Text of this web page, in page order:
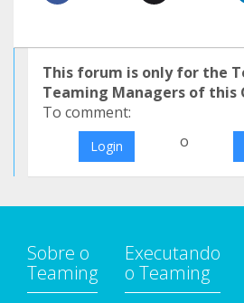
This forum is only for the
Teaming Managers of this
To comment:
Login o
Sobre o
Teaming
Executando
o Teaming